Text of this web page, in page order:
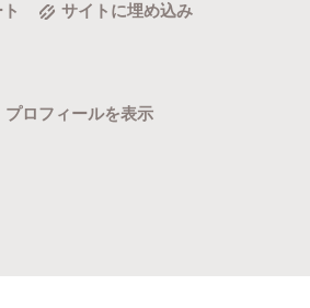
サイトに埋め込み
プロフィールを表示